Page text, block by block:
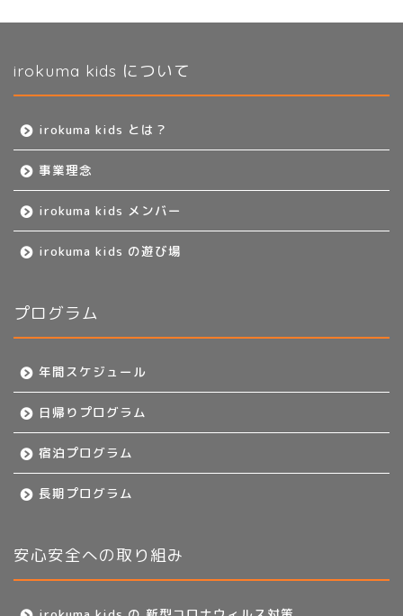
irokuma kids について
irokuma kids とは？
事業理念
irokuma kids メンバー
irokuma kids の遊び場
プログラム
年間スケジュール
日帰りプログラム
宿泊プログラム
長期プログラム
安心安全への取り組み